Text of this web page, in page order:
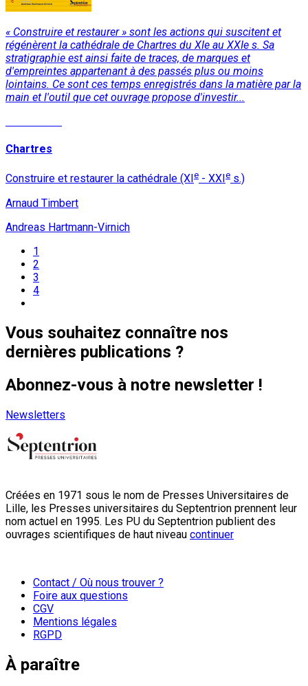
« Construire et restaurer » sont les actions qui suscitent et
régénèrent la cathédrale de Chartres du XIe au XXIe s. Sa
stratigraphie est ainsi faite de traces, de marques et
d'empreintes appartenant à des passés plus ou moins
lointains. Ce sont ces temps enregistrés dans la matière par la
main et l'outil que cet ouvrage propose d'investir...
Chartres
Construire et restaurer la cathédrale (XI e - XXI e s.)
Arnaud Timbert
Andreas Hartmann-Virnich
1
2
3
4
Vous souhaitez connaître nos
dernières publications ?
Abonnez-vous à notre newsletter !
Newsletters
Créées en 1971 sous le nom de Presses Universitaires de
Lille, les Presses universitaires du Septentrion prennent leur
nom actuel en 1995. Les PU du Septentrion publient des
ouvrages scientifiques de haut niveau continuer
Contact / Où nous trouver ?
Foire aux questions
CGV
Mentions légales
RGPD
À paraître